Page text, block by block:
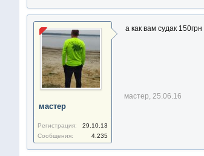
мастер
Регистрация:
29.10.13
Сообщения:
4.235
а как вам судак 150грн
мастер, 25.06.16